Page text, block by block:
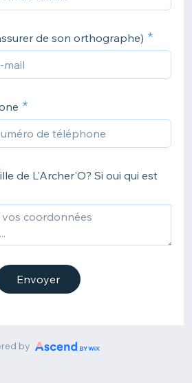
de son orthographe)
de L'Archer'O? Si oui qui est
Envoyer
by